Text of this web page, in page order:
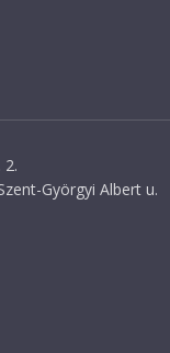
2.
Györgyi Albert u.